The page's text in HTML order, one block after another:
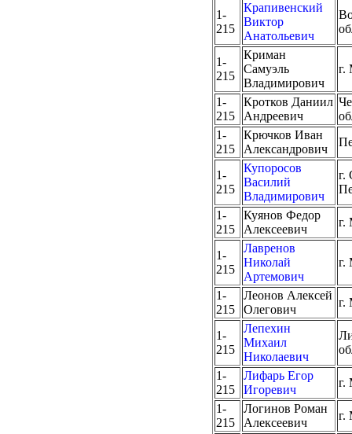
1-
215
Крапивенский
Виктор
Анатольевич
1-
215
Криман
Самуэль
Владимирович
г.
1-
215
Кротков Даниил
Андреевич
1-
215
Крючков Иван
Александрович
1-
215
Купоросов
Василий
Владимирович
г.
1-
215
Куянов Федор
Алексеевич
г.
1-
215
Лавренов
Николай
Артемович
г.
1-
215
Леонов Алексей
Олегович
г.
1-
215
Лепехин
Михаил
Николаевич
1-
215
Лифарь Егор
Игоревич
г.
1-
215
Логинов Роман
Алексеевич
г.